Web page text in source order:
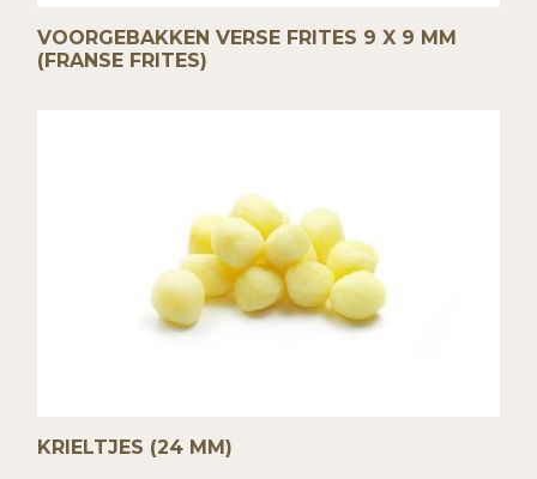
VOORGEBAKKEN VERSE FRITES 9 X 9 MM
(FRANSE FRITES)
KRIELTJES (24 MM)